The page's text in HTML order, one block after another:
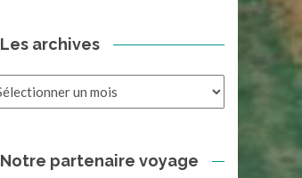
Les archives
Notre partenaire voyage